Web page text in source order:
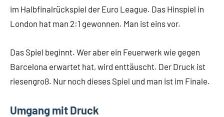
im Halbfinalrückspiel der Euro League. Das Hinspiel in
London hat man 2:1 gewonnen. Man ist eins vor.
Das Spiel beginnt. Wer aber ein Feuerwerk wie gegen
Barcelona erwartet hat, wird enttäuscht. Der Druck ist
riesengroß. Nur noch dieses Spiel und man ist im Finale.
Umgang mit Druck